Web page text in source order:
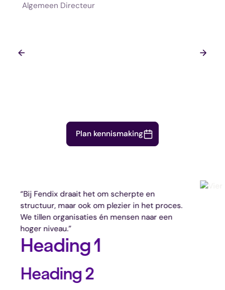
Algemeen Directeur
Plan kennismaking
het om scherpte en
om plezier in het proces.
én mensen naar een
1